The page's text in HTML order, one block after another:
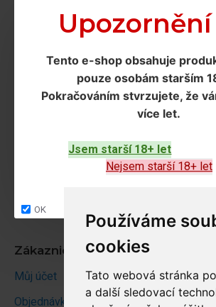
Používáme
cookies
Tato webová stránka
a další sledovací
Upozornění
Tento e-shop obsahuje
pouze osobám starším
Pokračováním stvrzujete, že
více let.
Jsem starší 18+ let
Nejsem starší 18+ let
OK
Doprava a podmínky
Obchodní podmínky
Site map
Zákaznický účet
Můj účet
Objednávky